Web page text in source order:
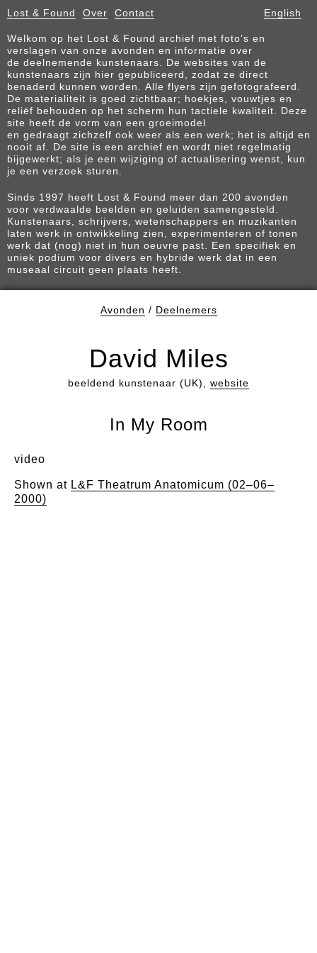
Lost & Found Over Contact English
Welkom op het Lost & Found archief met foto’s en
verslagen van onze avonden en informatie over
de deelnemende kunstenaars. De websites van de
kunstenaars zijn hier gepubliceerd, zodat ze direct
benaderd kunnen worden. Alle flyers zijn gefotografeerd.
De materialiteit is goed zichtbaar; hoekjes, vouwtjes en
reliëf behouden op het scherm hun tactiele kwaliteit. Deze
site heeft de vorm van een groeimodel
en gedraagt zichzelf ook weer als een werk; het is altijd en
nooit af. De site is een archief en wordt niet regelmatig
bijgewerkt; als je een wijziging of actualisering wenst, kun
je een verzoek sturen.
Sinds 1997 heeft Lost & Found meer dan 200 avonden
voor verdwaalde beelden en geluiden samengesteld.
Kunstenaars, schrijvers, wetenschappers en muzikanten
laten werk in ontwikkeling zien, experimenteren of tonen
werk dat (nog) niet in hun oeuvre past. Een specifiek en
uniek podium voor divers en hybride werk dat in een
museaal circuit geen plaats heeft.
Avonden / Deelnemers
David Miles
beeldend kunstenaar (UK), website
In My Room
video
Shown at L&F Theatrum Anatomicum (02–06–
2000)